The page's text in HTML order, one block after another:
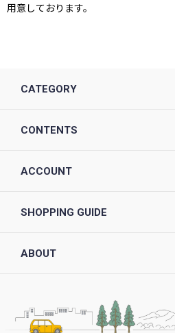
用意しております。
CATEGORY
CONTENTS
ACCOUNT
SHOPPING GUIDE
ABOUT